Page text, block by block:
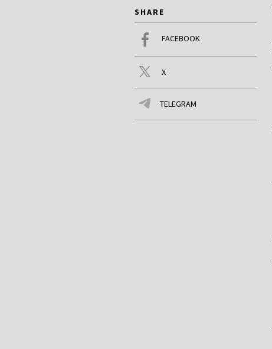
SHARE
FACEBOOK
X
TELEGRAM